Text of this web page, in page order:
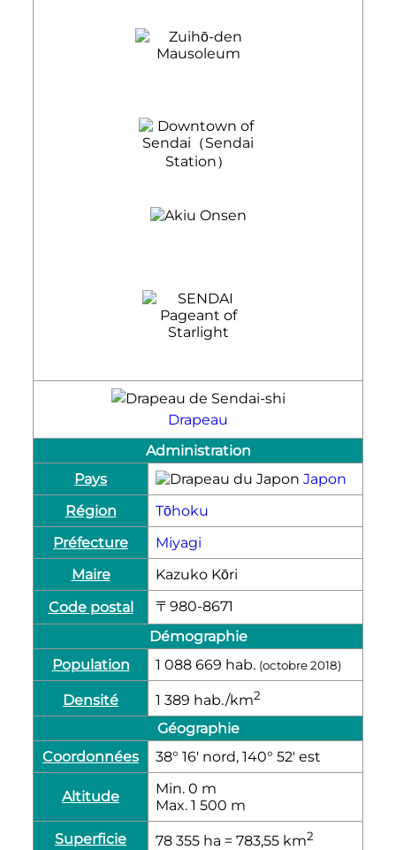
Drapeau
Administration
Pays
Japon
Région
Tōhoku
Préfecture
Miyagi
Maire
Kazuko Kōri
Code postal
〒980-8671
Démographie
Population
1 088 669 hab. (octobre 2018)
Densité 1 389 hab./km2
Géographie
Coordonnées
38° 16′ nord, 140° 52′ est
Altitude Min. 0 m
Max. 1 500 m
Superficie
78 355 ha = 783,55 km2